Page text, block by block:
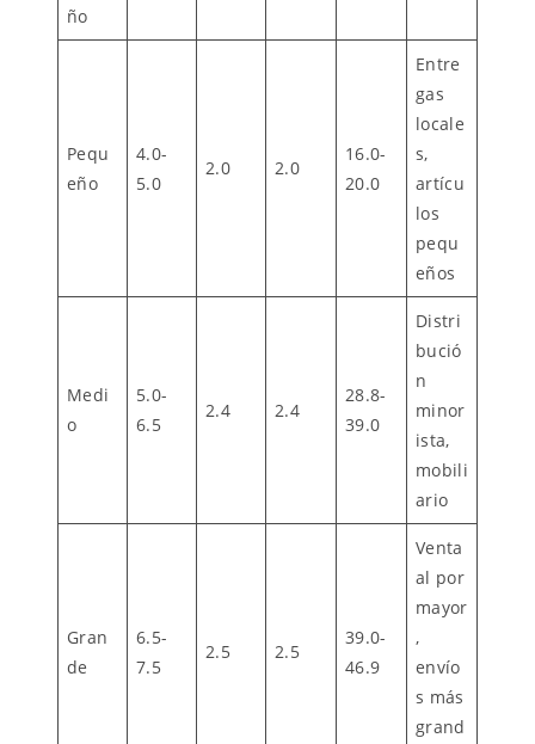
ño
Pequ
eño
4.0-
5.0
2.0 2.0
16.0-
20.0
Entre
gas
locale
s,
artícu
los
pequ
eños
Medi
o
5.0-
6.5
2.4 2.4
28.8-
39.0
Distri
bució
n
minor
ista,
mobili
ario
Gran
de
6.5-
7.5
2.5 2.5
39.0-
46.9
Venta
al por
mayor
,
envío
s más
grand